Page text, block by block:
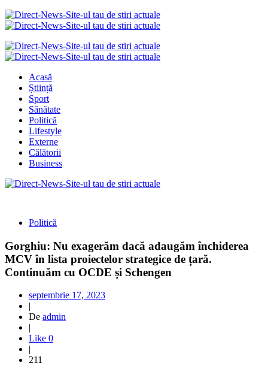
Acasă
Știință
Sport
Sănătate
Politică
Lifestyle
Externe
Călătorii
Business
Politică
Gorghiu: Nu exagerăm dacă adaugăm închiderea
MCV în lista proiectelor strategice de țară.
Continuăm cu OCDE și Schengen
septembrie 17, 2023
|
De admin
|
Like 0
|
211